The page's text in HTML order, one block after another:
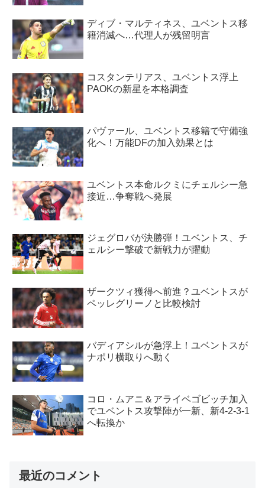
ディブ・マルティネス、ユベントス移
籍消滅へ…代理人が残留明言
コスタンテリアス、ユベントス浮上
PAOKの新星を本格調査
パヴァール、ユベントス移籍で守備強
化へ！万能DFの加入効果とは
ユベントス本命ルクミにチェルシー急
接近…争奪戦へ発展
ジェグロバが決勝弾！ユベントス、チ
ェルシー撃破で新戦力が躍動
ザークツィ獲得へ前進？ユベントスが
ペッレグリーノと比較検討
バディアシルが急浮上！ユベントスが
ナポリ横取りへ動く
コロ・ムアニ＆アライベゴビッチ加入
でユベントス攻撃陣が一新、新4-2-3-1
へ転換か
最近のコメント